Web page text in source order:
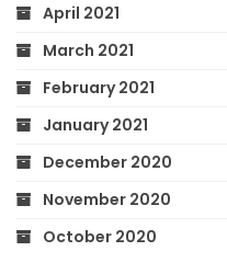
April 2021
March 2021
February 2021
January 2021
December 2020
November 2020
October 2020